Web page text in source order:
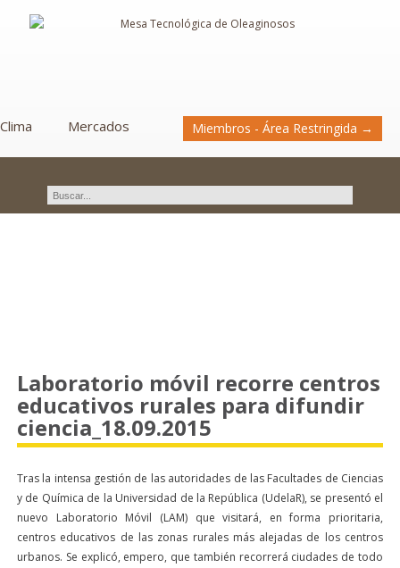
Clima Mercados Miembros - Área Restringida →
Laboratorio móvil recorre centros
educativos rurales para difundir
ciencia_18.09.2015
Tras la intensa gestión de las autoridades de las Facultades de Ciencias
y de Química de la Universidad de la República (UdelaR), se presentó el
nuevo Laboratorio Móvil (LAM) que visitará, en forma prioritaria,
centros educativos de las zonas rurales más alejadas de los centros
urbanos. Se explicó, empero, que también recorrerá ciudades de todo